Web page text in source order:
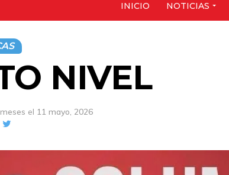
INICIO NOTICIAS
NIVEL
el 11 mayo, 2026